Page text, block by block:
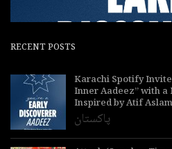
RECENT POSTS
Karachi Spotify
Inner Aadeez” with
Inspired by Atif
پاکستان